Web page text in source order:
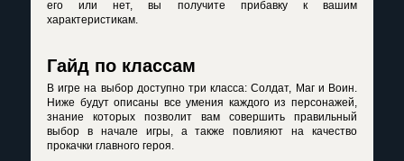
его или нет, вы получите прибавку к вашим
характеристикам.
Гайд по классам
В игре на выбор доступно три класса: Солдат, Маг и Воин.
Ниже будут описаны все умения каждого из персонажей,
знание которых позволит вам совершить правильный
выбор в начале игры, а также повлияют на качество
прокачки главного героя.